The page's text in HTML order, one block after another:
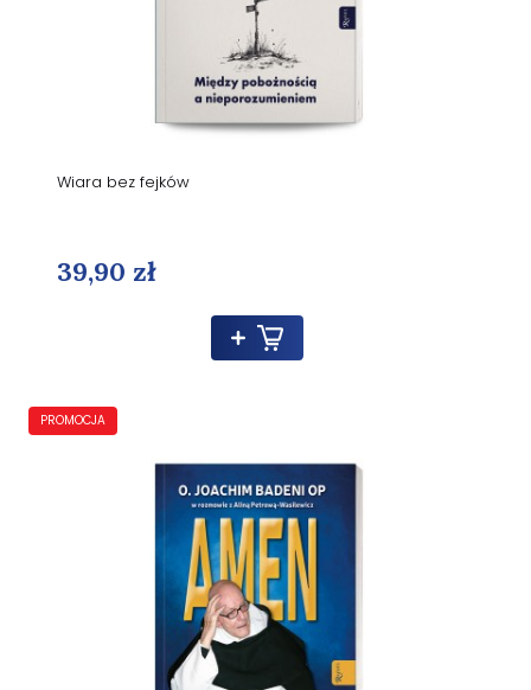
Wiara bez fejków
39,90 zł
PROMOCJA